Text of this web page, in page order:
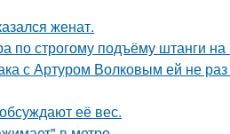
женат.
по строгому подъёму штанги на
с Артуром Волковым ей не
её вес.